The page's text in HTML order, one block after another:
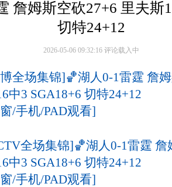
詹姆斯空砍27+6 里夫斯
切特24+12
2026-05-06 09:32:16 评论载入中
全场集锦]🏀湖人0-1雷霆 詹
中3 SGA18+6 切特24+12
/手机/PAD观看]
全场集锦]🏀湖人0-1雷霆 詹
中3 SGA18+6 切特24+12
/手机/PAD观看]